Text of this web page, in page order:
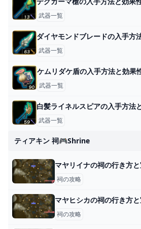
武器一覧
ダイヤモンドブレードの入手方
武器一覧
ケムリダケ盾の入手方法と効果
武器一覧
白髪ライネルスピアの入手方法
武器一覧
ティアキン 祠🎮shrine
マヤリイナの祠の行き方
祠の攻略
マヤヒシカの祠の行き方
祠の攻略